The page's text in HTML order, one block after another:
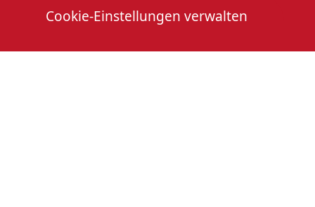
Cookie-Einstellungen verwalten
Die HeimattageDownloadsMitmachen